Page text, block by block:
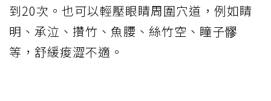
到20次。也可以輕壓眼睛周圍穴道，例如睛
明、承泣、攢竹、魚腰、絲竹空、瞳子髎
等，舒緩痠澀不適。